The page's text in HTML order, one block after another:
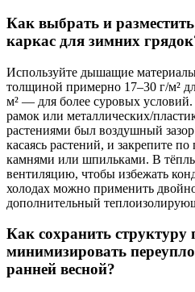
Как выбрать и
каркас для зимних
Используйте дышащие
толщиной примерно 17–30 г/м²
м² — для более суровых условий.
рамок или металлических/
растениями был воздушный
касаясь растений, и закрепите
камнями или шпильками. В
вентиляцию, чтобы избежать
холодах можно применить
дополнительный
Как сохранить
минимизировать
ранней весной?